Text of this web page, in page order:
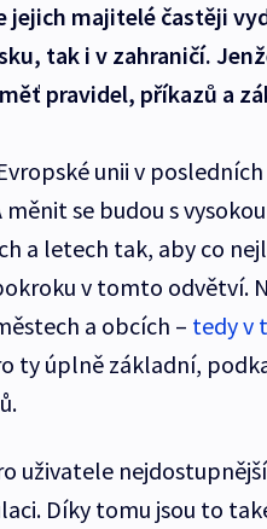
jejich majitelé častěji
tak i v zahraničí.
pravidel, příkazů a
unii v
se budou s vysokou
a letech tak, aby co
v tomto odvětví.
a obcích – tedy v
ty úplně základní,
uživatele
Díky tomu jsou to